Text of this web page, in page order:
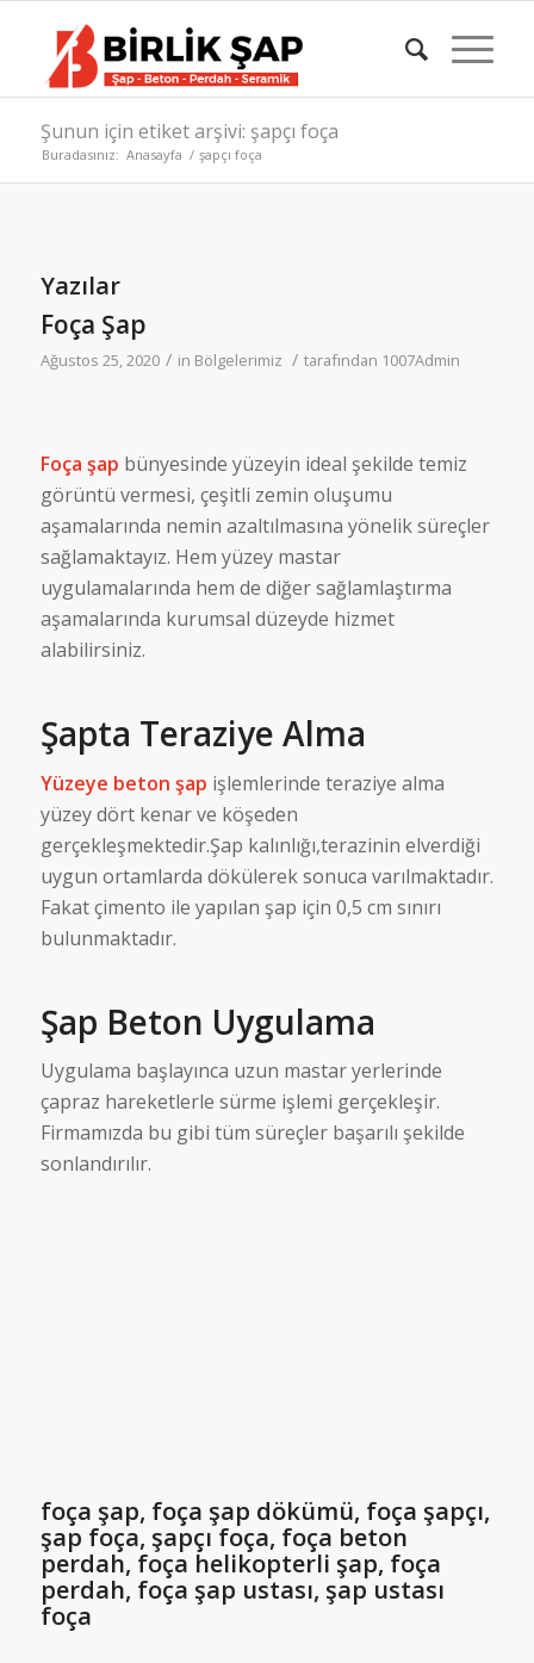
Şunun için etiket arşivi: şapçı foça
Buradasınız: Anasayfa / şapçı foça
Yazılar
Foça Şap
Ağustos 25, 2020 / in Bölgelerimiz / tarafından 1007Admin
Foça şap bünyesinde yüzeyin ideal şekilde temiz
görüntü vermesi, çeşitli zemin oluşumu
aşamalarında nemin azaltılmasına yönelik süreçler
sağlamaktayız. Hem yüzey mastar
uygulamalarında hem de diğer sağlamlaştırma
aşamalarında kurumsal düzeyde hizmet
alabilirsiniz.
Şapta Teraziye Alma
Yüzeye beton şap işlemlerinde teraziye alma
yüzey dört kenar ve köşeden
gerçekleşmektedir.Şap kalınlığı,terazinin elverdiği
uygun ortamlarda dökülerek sonuca varılmaktadır.
Fakat çimento ile yapılan şap için 0,5 cm sınırı
bulunmaktadır.
Şap Beton Uygulama
Uygulama başlayınca uzun mastar yerlerinde
çapraz hareketlerle sürme işlemi gerçekleşir.
Firmamızda bu gibi tüm süreçler başarılı şekilde
sonlandırılır.
foça şap, foça şap dökümü, foça şapçı,
şap foça, şapçı foça, foça beton
perdah, foça helikopterli şap, foça
perdah, foça şap ustası, şap ustası
foça